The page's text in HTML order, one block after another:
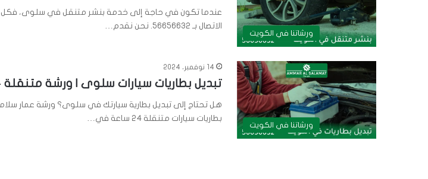
ورشاتنا في الكويت
عندما تكون في حاجة إلى خدمة بنشر متنقل في سلوى،
الاتصال بـ 56656632. نحن نقدم…
ورشاتنا في الكويت
14 نوفمبر، 2024
تبديل بطاريات سيارات سلوى | ورشة متنقلة 24 ساعة
هل تحتاج إلى تبديل بطارية سيارتك في سلوى؟ ورشة عمار
بطاريات سيارات متنقلة 24 ساعة في…